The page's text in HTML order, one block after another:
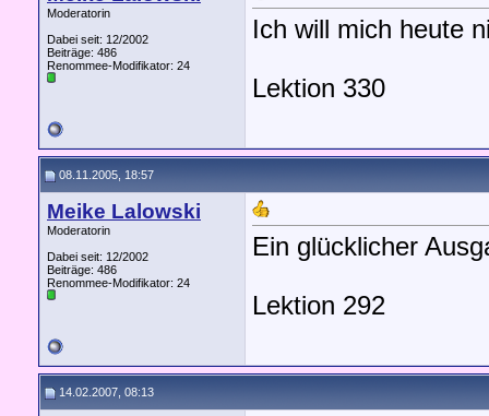
Moderatorin
Dabei seit: 12/2002
Beiträge: 486
Renommee-Modifikator: 24
Ich will mich heute
Lektion 330
08.11.2005, 18:57
Meike Lalowski
Moderatorin
Dabei seit: 12/2002
Beiträge: 486
Renommee-Modifikator: 24
Ein glücklicher
Lektion 292
14.02.2007, 08:13